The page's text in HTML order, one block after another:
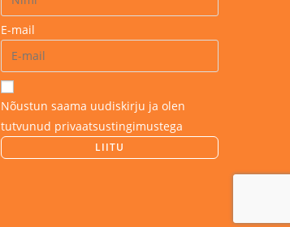
E-mail
Nõustun saama uudiskirju ja olen
tutvunud privaatsustingimustega